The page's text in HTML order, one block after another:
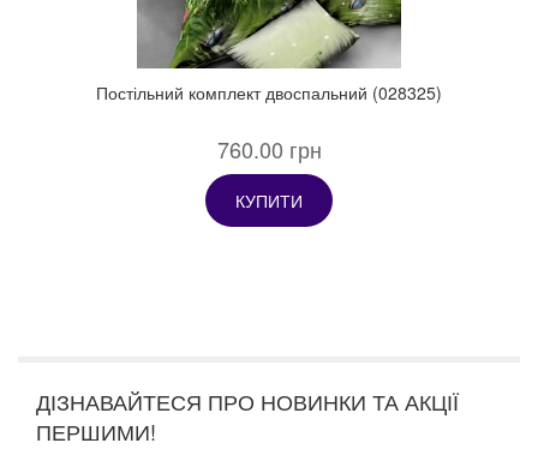
Постільний комплект двоспальний (028325)
760.00 грн
КУПИТИ
ДІЗНАВАЙТЕСЯ ПРО НОВИНКИ ТА АКЦІЇ
ПЕРШИМИ!